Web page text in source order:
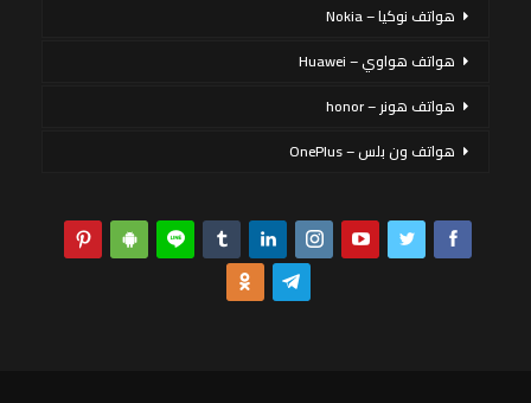
هواتف نوكيا – Nokia
هواتف هواوي – Huawei
هواتف هونر – honor
هواتف ون بلس – OnePlus